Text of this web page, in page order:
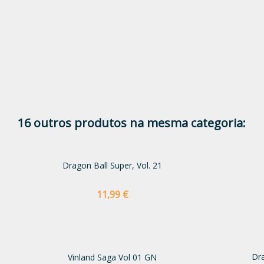
16 outros produtos na mesma categoria:
Dragon Ball Super, Vol. 21
Preço
11,99 €
Vinland Saga Vol 01 GN